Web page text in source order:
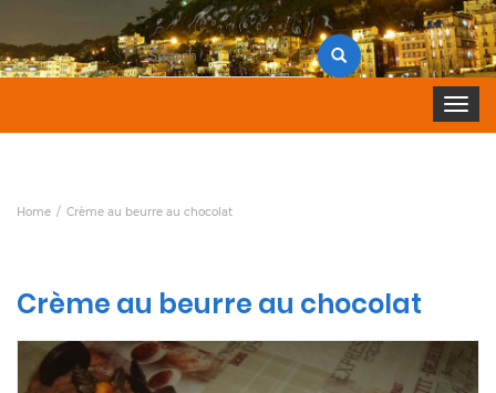
Search
for:
Toggle
Home Crème au beurre au chocolat
Crème au beurre au chocolat